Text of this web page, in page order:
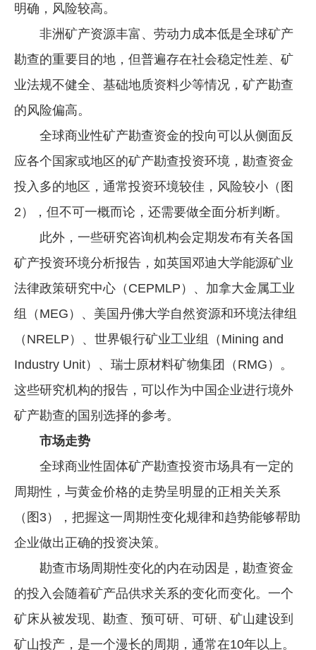
明确，风险较高。
非洲矿产资源丰富、劳动力成本低是全球矿产
勘查的重要目的地，但普遍存在社会稳定性差、矿
业法规不健全、基础地质资料少等情况，矿产勘查
的风险偏高。
全球商业性矿产勘查资金的投向可以从侧面反
应各个国家或地区的矿产勘查投资环境，勘查资金
投入多的地区，通常投资环境较佳，风险较小（图
2），但不可一概而论，还需要做全面分析判断。
此外，一些研究咨询机构会定期发布有关各国
矿产投资环境分析报告，如英国邓迪大学能源矿业
法律政策研究中心（CEPMLP）、加拿大金属工业
组（MEG）、美国丹佛大学自然资源和环境法律组
（NRELP）、世界银行矿业工业组（Mining and
Industry Unit）、瑞士原材料矿物集团（RMG）。
这些研究机构的报告，可以作为中国企业进行境外
矿产勘查的国别选择的参考。
市场走势
全球商业性固体矿产勘查投资市场具有一定的
周期性，与黄金价格的走势呈明显的正相关关系
（图3），把握这一周期性变化规律和趋势能够帮助
企业做出正确的投资决策。
勘查市场周期性变化的内在动因是，勘查资金
的投入会随着矿产品供求关系的变化而变化。一个
矿床从被发现、勘查、预可研、可研、矿山建设到
矿山投产，是一个漫长的周期，通常在10年以上。